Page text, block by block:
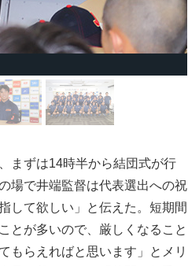
まずは14時半から結団式が行
場で井端監督は代表選出への祝
して欲しい」と伝えた。短期間
とが多いので、厳しくなること
もらえればと思います」とメリ